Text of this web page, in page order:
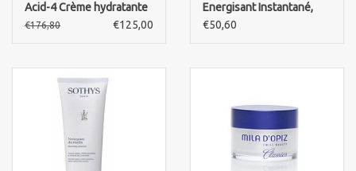
Acid-4 Crème hydratante
jeunesse Velours -
Intensif hydratant
€176,80 €125,00
Energisant Instantané,
Instant energizing
€50,60